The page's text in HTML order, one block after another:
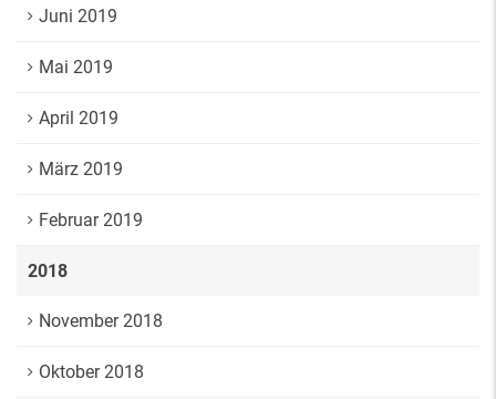
Juni 2019
Mai 2019
April 2019
März 2019
Februar 2019
2018
November 2018
Oktober 2018